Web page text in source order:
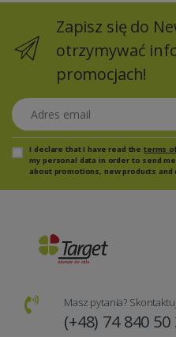
Zapisz się do
otrzymywać
promocjach!
Adres email
I declare that I have read the terms
my personal data in order to send
about promotions, new products and
Masz pytania?
(+48) 74 840 50